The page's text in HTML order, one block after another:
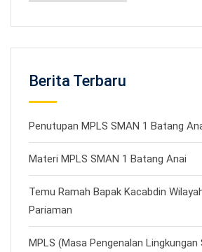
Berita Terbaru
Penutupan MPLS SMAN 1 Batang
Materi MPLS SMAN 1 Batang Anai
Temu Ramah Bapak Kacabdin
Pariaman
MPLS (Masa Pengenalan Lingkungan